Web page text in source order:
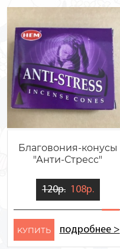
Благовония-конусы
"Анти-Стресс"
120р. 108р.
KУПИТЬ подробнее >